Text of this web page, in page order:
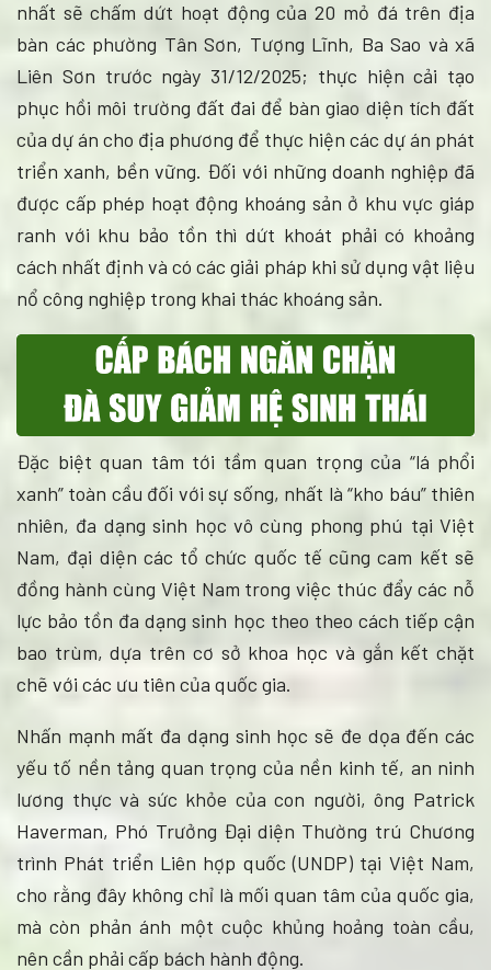
nhất sẽ chấm dứt hoạt động của 20 mỏ đá trên địa
bàn các phường Tân Sơn, Tượng Lĩnh, Ba Sao và xã
Liên Sơn trước ngày 31/12/2025; thực hiện cải tạo
phục hồi môi trường đất đai để bàn giao diện tích đất
của dự án cho địa phương để thực hiện các dự án phát
triển xanh, bền vững. Đối với những doanh nghiệp đã
được cấp phép hoạt động khoáng sản ở khu vực giáp
ranh với khu bảo tồn thì dứt khoát phải có khoảng
cách nhất định và có các giải pháp khi sử dụng vật liệu
nổ công nghiệp trong khai thác khoáng sản.
Đặc biệt quan tâm tới tầm quan trọng của “lá phổi
xanh” toàn cầu đối với sự sống, nhất là “kho báu” thiên
nhiên, đa dạng sinh học vô cùng phong phú tại Việt
Nam, đại diện các tổ chức quốc tế cũng cam kết sẽ
đồng hành cùng Việt Nam trong việc thúc đẩy các nỗ
lực bảo tồn đa dạng sinh học theo theo cách tiếp cận
bao trùm, dựa trên cơ sở khoa học và gắn kết chặt
chẽ với các ưu tiên của quốc gia.
Nhấn mạnh mất đa dạng sinh học sẽ đe dọa đến các
yếu tố nền tảng quan trọng của nền kinh tế, an ninh
lương thực và sức khỏe của con người, ông Patrick
Haverman, Phó Trưởng Đại diện Thường trú Chương
trình Phát triển Liên hợp quốc (UNDP) tại Việt Nam,
cho rằng đây không chỉ là mối quan tâm của quốc gia,
mà còn phản ánh một cuộc khủng hoảng toàn cầu,
nên cần phải cấp bách hành động.